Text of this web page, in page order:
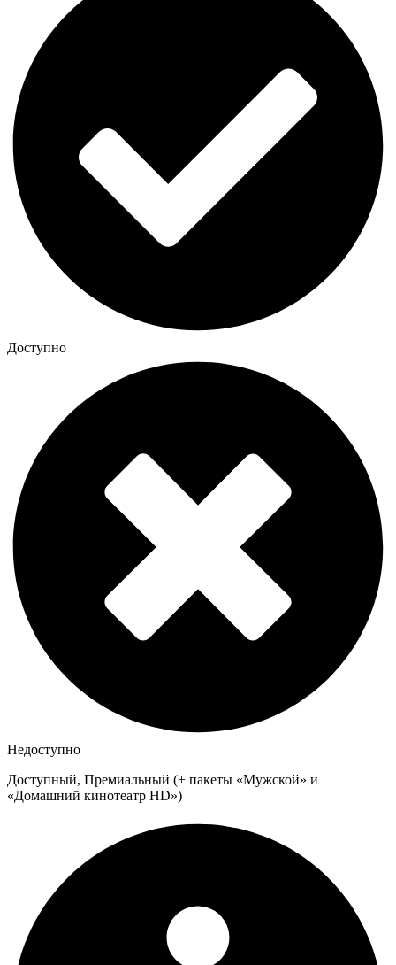
Доступно
Недоступно
Доступный, Премиальный (+ пакеты «Мужской» и
«Домашний кинотеатр HD»)